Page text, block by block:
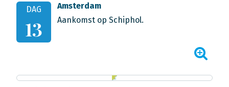
DAG
13
Amsterdam
Aankomst op Schiphol.